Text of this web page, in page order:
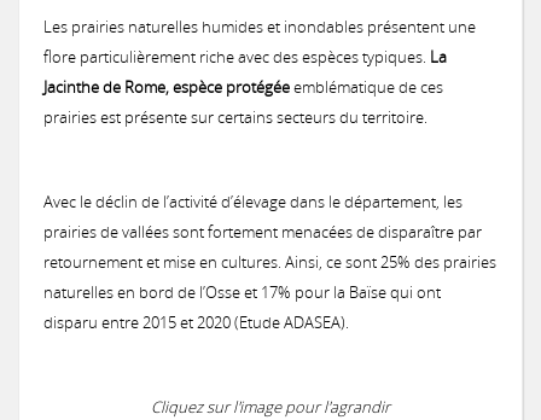
Histoire
On parle de nous !
Espèces animales du Gers
2017: La Chevêche d’Athéna, chouette de nos campagnes
2017: Paroles de Cistude
Les amphibiens
Les plantes messicoles
La Jacinthe de Rome
Formations
Journal du Concours
Appel à concourir
Passage du jury 2026
Concours 2024
Appel à concourir
Formations obligatoires (2023-2027)
MAEC 2026
MAEC 2025
MAEC 2024
Paiement pour services environnementaux
PSE 2025
PSE 2020
PSE 2019
Projet "Veau des Prés"
PAT Gimone
2020 : Érosion : des solutions simples et efficaces
Valorisation des prairies naturelles inondables
Etude: Valorisation des produits issus d'élevage herbager
Projet d'Eco-Pâturage
Nos compétences
Nos références
Appui aux collectivités dans la prise en compte des zones humides
Présentation de la CATZH
Qu’est-ce que c'est ?
Les types de zones humides du Gers
Missions de la CATZH
Actions de promotion
Amélioration des connaissances
Territoires d'action
Nos
prestations
Expertises et documents d'incidence Loi sur l'Eau
Annonces
Les prairies naturelles humides et inondables présentent une
flore particulièrement riche avec des espèces typiques. La
Jacinthe de Rome, espèce protégéeemblématique de ces
prairies est présente sur certains secteurs du territoire.
Avec le déclin de l’activité d’élevage dans le département, les
prairies de vallées sont fortement menacées de disparaître par
retournement et mise en cultures. Ainsi, ce sont 25% des prairies
naturelles en bord de l’Osse et 17% pour la Baïse qui ont
disparu entre 2015 et 2020 (Etude ADASEA).
Cliquez sur l'image pour l'agrandir